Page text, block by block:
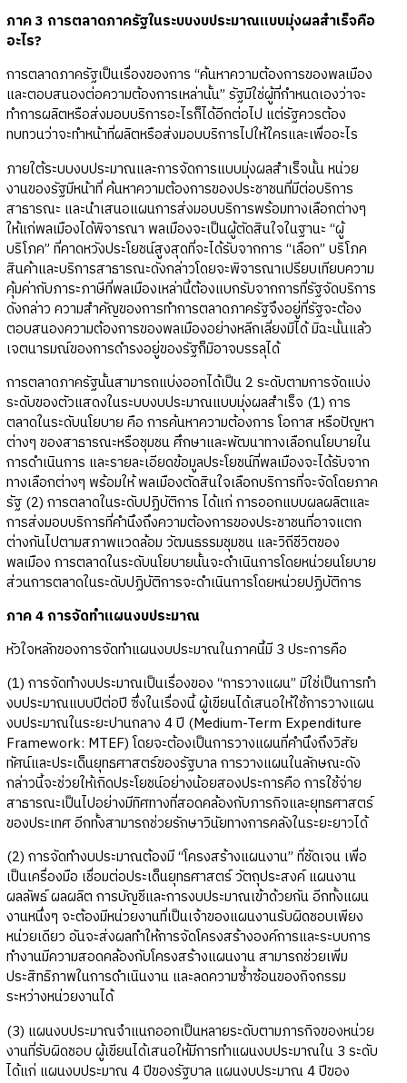
ภาค 3 การตลาดภาครัฐในระบบงบประมาณแบบมุ่งผลสำเร็จคือ
อะไร?
การตลาดภาครัฐเป็นเรื่องของการ “ค้นหาความต้องการของพลเมือง
และตอบสนองต่อความต้องการเหล่านั้น” รัฐมิใช่ผู้ที่กำหนดเองว่าจะ
ทำการผลิตหรือส่งมอบบริการอะไรก็ได้อีกต่อไป แต่รัฐควรต้อง
ทบทวนว่าจะทำหน้าที่ผลิตหรือส่งมอบบริการไปให้ใครและเพื่ออะไร
ภายใต้ระบบงบประมาณและการจัดการแบบมุ่งผลสำเร็จนั้น หน่วย
งานของรัฐมีหน้าที่ ค้นหาความต้องการของประชาชนที่มีต่อบริการ
สาธารณะ และนำเสนอแผนการส่งมอบบริการพร้อมทางเลือกต่างๆ
ให้แก่พลเมืองได้พิจารณา พลเมืองจะเป็นผู้ตัดสินใจในฐานะ “ผู้
บริโภค” ที่คาดหวังประโยชน์สูงสุดที่จะได้รับจากการ “เลือก” บริโภค
สินค้าและบริการสาธารณะดังกล่าวโดยจะพิจารณาเปรียบเทียบความ
คุ้มค่ากับภาระภาษีที่พลเมืองเหล่านี้ต้องแบกรับจากการที่รัฐจัดบริการ
ดังกล่าว ความสำคัญของการทำการตลาดภาครัฐจึงอยู่ที่รัฐจะต้อง
ตอบสนองความต้องการของพลเมืองอย่างหลีกเลี่ยงมิได้ มิฉะนั้นแล้ว
เจตนารมณ์ของการดำรงอยู่ของรัฐก็มิอาจบรรลุได้
การตลาดภาครัฐนั้นสามารถแบ่งออกได้เป็น 2 ระดับตามการจัดแบ่ง
ระดับของตัวแสดงในระบบงบประมาณแบบมุ่งผลสำเร็จ (1) การ
ตลาดในระดับนโยบาย คือ การค้นหาความต้องการ โอกาส หรือปัญหา
ต่างๆ ของสาธารณะหรือชุมชน ศึกษาและพัฒนาทางเลือกนโยบายใน
การดำเนินการ และรายละเอียดข้อมูลประโยชน์ที่พลเมืองจะได้รับจาก
ทางเลือกต่างๆ พร้อมให้ พลเมืองตัดสินใจเลือกบริการที่จะจัดโดยภาค
รัฐ (2) การตลาดในระดับปฏิบัติการ ได้แก่ การออกแบบผลผลิตและ
การส่งมอบบริการที่คำนึงถึงความต้องการของประชาชนที่อาจแตก
ต่างกันไปตามสภาพแวดล้อม วัฒนธรรมชุมชน และวิถีชีวิตของ
พลเมือง การตลาดในระดับนโยบายนั้นจะดำเนินการโดยหน่วยนโยบาย
ส่วนการตลาดในระดับปฏิบัติการจะดำเนินการโดยหน่วยปฏิบัติการ
ภาค 4 การจัดทำแผนงบประมาณ
หัวใจหลักของการจัดทำแผนงบประมาณในภาคนี้มี 3 ประการคือ
(1) การจัดทำงบประมาณเป็นเรื่องของ “การวางแผน” มิใช่เป็นการทำ
งบประมาณแบบปีต่อปี ซึ่งในเรื่องนี้ ผู้เขียนได้เสนอให้ใช้การวางแผน
งบประมาณในระยะปานกลาง 4 ปี (Medium-Term Expenditure
Framework: MTEF) โดยจะต้องเป็นการวางแผนที่คำนึงถึงวิสัย
ทัศน์และประเด็นยุทธศาสตร์ของรัฐบาล การวางแผนในลักษณะดัง
กล่าวนี้จะช่วยให้เกิดประโยชน์อย่างน้อยสองประการคือ การใช้จ่าย
สาธารณะเป็นไปอย่างมีทิศทางที่สอดคล้องกับภารกิจและยุทธศาสตร์
ของประเทศ อีกทั้งสามารถช่วยรักษาวินัยทางการคลังในระยะยาวได้
(2) การจัดทำงบประมาณต้องมี “โครงสร้างแผนงาน” ที่ชัดเจน เพื่อ
เป็นเครื่องมือ เชื่อมต่อประเด็นยุทธศาสตร์ วัตถุประสงค์ แผนงาน
ผลลัพธ์ ผลผลิต การบัญชีและการงบประมาณเข้าด้วยกัน อีกทั้งแผน
งานหนึ่งๆ จะต้องมีหน่วยงานที่เป็นเจ้าของแผนงานรับผิดชอบเพียง
หน่วยเดียว อันจะส่งผลทำให้การจัดโครงสร้างองค์การและระบบการ
ทำงานมีความสอดคล้องกับโครงสร้างแผนงาน สามารถช่วยเพิ่ม
ประสิทธิภาพในการดำเนินงาน และลดความซ้ำซ้อนของกิจกรรม
ระหว่างหน่วยงานได้
(3) แผนงบประมาณจำแนกออกเป็นหลายระดับตามภารกิจของหน่วย
งานที่รับผิดชอบ ผู้เขียนได้เสนอให้มีการทำแผนงบประมาณใน 3 ระดับ
ได้แก่ แผนงบประมาณ 4 ปีของรัฐบาล แผนงบประมาณ 4 ปีของ